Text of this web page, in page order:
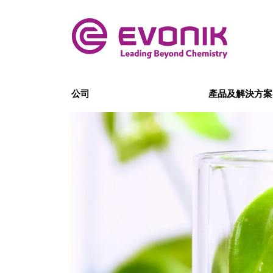
公司 產品及解決方案